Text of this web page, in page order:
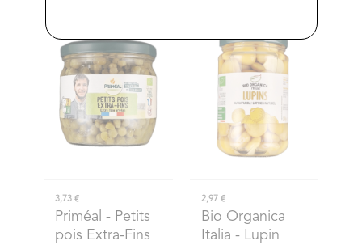
3,73 €
Priméal - Petits
pois Extra-Fins
2,97 €
Bio Organica
Italia - Lupin